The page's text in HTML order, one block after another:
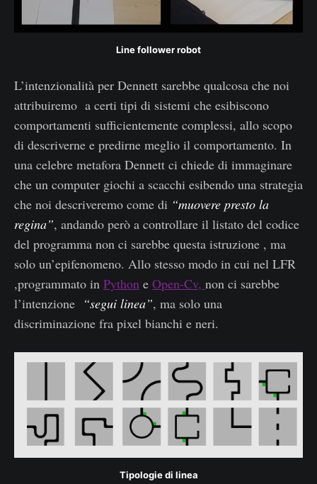
Line follower robot
L’intenzionalità per Dennett sarebbe qualcosa che noi
attribuiremo a certi tipi di sistemi che esibiscono
comportamenti sufficientemente complessi, allo scopo
di descriverne e predirne meglio il comportamento. In
una celebre metafora Dennett ci chiede di immaginare
che un computer giochi a scacchi esibendo una strategia
che noi descriveremo come di “muovere presto la
regina”, andando però a controllare il listato del codice
del programma non ci sarebbe questa istruzione , ma
solo un’epifenomeno. Allo stesso modo in cui nel LFR
,programmato in Python e Open-Cv, non ci sarebbe
l’intenzione “segui linea”, ma solo una
discriminazione fra pixel bianchi e neri.
Tipologie di linea